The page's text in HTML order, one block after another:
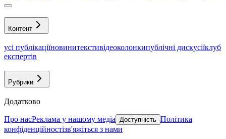
Контент
усі публікаціїновинитекстивідеоколонкипублічні дискусіїклуб
експертів
Рубрики
Додатково
Про насРеклама у нашому медіа Доступність Політика
конфіденційностізв'яжіться з нами